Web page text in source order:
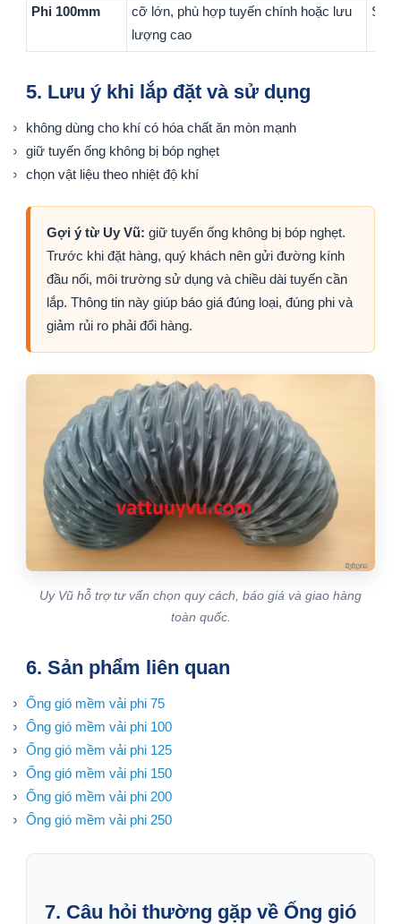
Phi 100mm
cỡ lớn, phù hợp tuyến chính hoặc lưu
lượng cao
Sản
5. Lưu ý khi lắp đặt và sử dụng
không dùng cho khí có hóa chất ăn mòn mạnh
giữ tuyến ống không bị bóp nghẹt
chọn vật liệu theo nhiệt độ khí
Gợi ý từ Uy Vũ: giữ tuyến ống không bị bóp nghẹt.
Trước khi đặt hàng, quý khách nên gửi đường kính
đầu nối, môi trường sử dụng và chiều dài tuyến cần
lắp. Thông tin này giúp báo giá đúng loại, đúng phi và
giảm rủi ro phải đổi hàng.
Uy Vũ hỗ trợ tư vấn chọn quy cách, báo giá và giao hàng
toàn quốc.
6. Sản phẩm liên quan
Ống gió mềm vải phi 75
Ống gió mềm vải phi 100
Ống gió mềm vải phi 125
Ống gió mềm vải phi 150
Ống gió mềm vải phi 200
Ống gió mềm vải phi 250
7. Câu hỏi thường gặp về Ống gió